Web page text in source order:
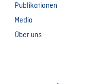
Publikationen
Media
Über uns